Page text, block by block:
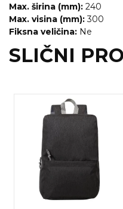
Max. širina (mm): 240
Max. visina (mm): 300
Fiksna veličina: Ne
SLIČNI